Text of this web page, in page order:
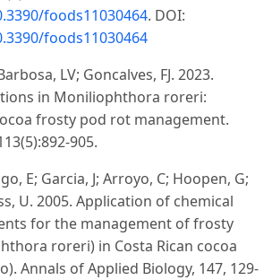
foods11030464. DOI:
foods11030464
LV; Goncalves, FJ. 2023.
in Moniliophthora roreri:
frosty pod rot management.
905.
E; Garcia, J; Arroyo, C; Hoopen, G;
U. 2005. Application of chemical
for the management of frosty
roreri) in Costa Rican cocoa
Annals of Applied Biology, 147, 129-